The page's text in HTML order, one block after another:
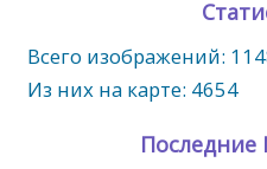
Всего изображений:
Из них на карте: 4654